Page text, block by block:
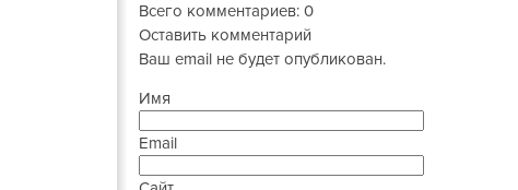
Всего комментариев: 0
Оставить комментарий
Ваш email не будет опубликован.
Имя
Email